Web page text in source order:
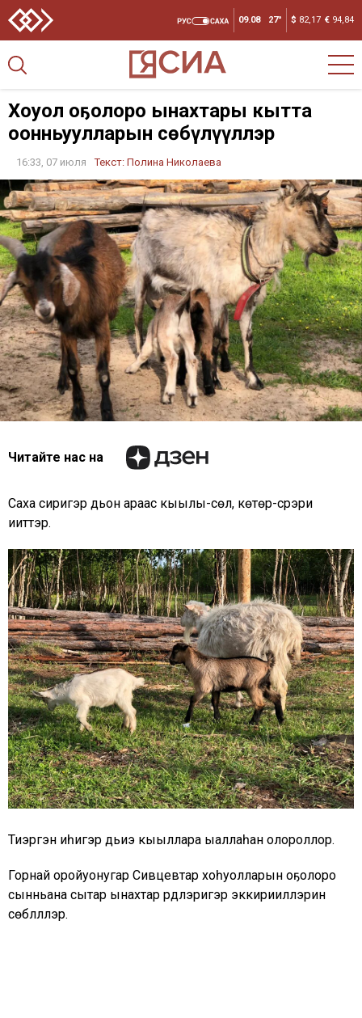
09.08 27° $ 82,17 € 94,84
Хоһуол оҕолоро ынахтары кытта
оонньуулларын сөбүлүүллэр
16:33, 07 июля Текст: Полина Николаева
Читайте нас на
Саха сиригэр дьон араас кыылы-сүөлү, көтөрү-сүүрэри
ииттэр.
Тиэргэн иһигэр дьиэ кыыллара ыаллаһан олороллор.
Горнай оройуонугар Сивцевтар хоһуолларын оҕолоро
сынньана сытар ынахтар үрдүлэригэр эккирииллэрин
сөбүлүүллэр.